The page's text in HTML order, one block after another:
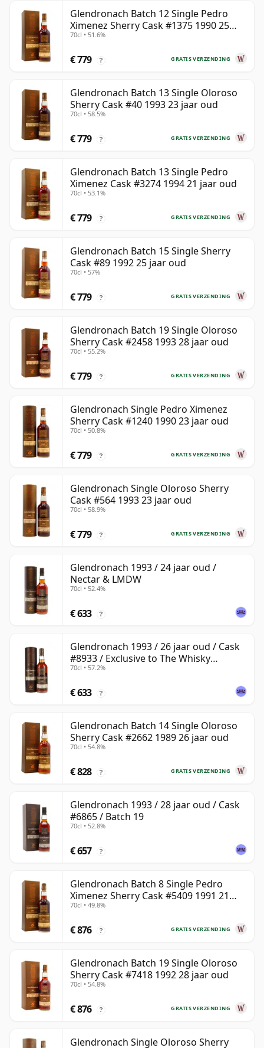
Glendronach Batch 12 Single Pedro
Ximenez Sherry Cask #1375 1990 25
jaar oud
70cl • 51.6%
GRATIS VERZENDING
€ 779 ?
Glendronach Batch 13 Single Oloroso
Sherry Cask #40 1993 23 jaar oud
70cl • 58.5%
GRATIS VERZENDING
€ 779 ?
Glendronach Batch 13 Single Pedro
Ximenez Cask #3274 1994 21 jaar oud
70cl • 53.1%
GRATIS VERZENDING
€ 779 ?
Glendronach Batch 15 Single Sherry
Cask #89 1992 25 jaar oud
70cl • 57%
GRATIS VERZENDING
€ 779 ?
Glendronach Batch 19 Single Oloroso
Sherry Cask #2458 1993 28 jaar oud
70cl • 55.2%
GRATIS VERZENDING
€ 779 ?
Glendronach Single Pedro Ximenez
Sherry Cask #1240 1990 23 jaar oud
70cl • 50.8%
GRATIS VERZENDING
€ 779 ?
Glendronach Single Oloroso Sherry
Cask #564 1993 23 jaar oud
70cl • 58.9%
GRATIS VERZENDING
€ 779 ?
Glendronach 1993 / 24 jaar oud /
Nectar & LMDW
70cl • 52.4%
€ 633 ?
Glendronach 1993 / 26 jaar oud / Cask
#8933 / Exclusive to The Whisky
Exchange
70cl • 57.2%
€ 633 ?
Glendronach Batch 14 Single Oloroso
Sherry Cask #2662 1989 26 jaar oud
70cl • 54.8%
GRATIS VERZENDING
€ 828 ?
Glendronach 1993 / 28 jaar oud / Cask
#6865 / Batch 19
70cl • 52.8%
€ 657 ?
Glendronach Batch 8 Single Pedro
Ximenez Sherry Cask #5409 1991 21
jaar oud
70cl • 49.8%
GRATIS VERZENDING
€ 876 ?
Glendronach Batch 19 Single Oloroso
Sherry Cask #7418 1992 28 jaar oud
70cl • 54.8%
GRATIS VERZENDING
€ 876 ?
Glendronach Single Oloroso Sherry